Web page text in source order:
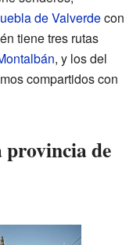
de Valverdecon
tiene tres rutas
, y los del
compartidos con
de